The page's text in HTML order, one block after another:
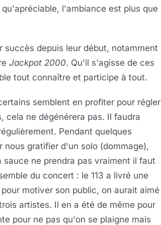
l'ambiance est plus que
succès depuis leur début, notamment
Jackpot 2000. Qu'il s'agisse de ces
tout connaître et participe à tout.
semblent en profiter pour régler
cela ne dégénérera pas. Il faudra
Pendant quelques
nous gratifier d'un solo (dommage),
ne prendra pas vraiment il faut
du concert : le 113 a livré une
motiver son public, on aurait aimé
artistes. Il en a été de même pour
pour ne pas qu'on se plaigne mais